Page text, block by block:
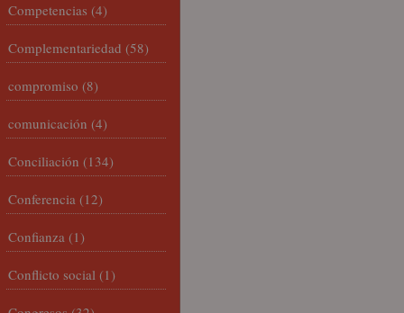
Competencias (4)
Complementariedad (58)
compromiso (8)
comunicación (4)
Conciliación (134)
Conferencia (12)
Confianza (1)
Conflicto social (1)